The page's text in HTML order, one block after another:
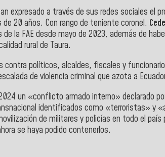
expresado a través de sus redes sociales el
20 años. Con rango de teniente coronel,
la FAE desde mayo de 2023, además de
rural de Taura.
contra políticos, alcaldes, fiscales y
de violencia criminal que azota a
un «conflicto armado interno» declarado
identificados como «terroristas» y
de militares y policías en todo el
se haya podido contenerlos.